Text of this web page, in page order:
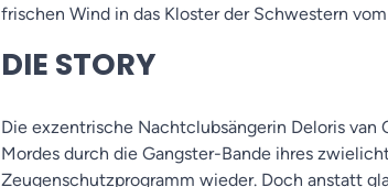
frischen Wind in das Kloster der Schwestern
DIE STORY
Die exzentrische Nachtclubsängerin Deloris
Mordes durch die Gangster-Bande ihres
Zeugenschutzprogramm wieder. Doch anstatt